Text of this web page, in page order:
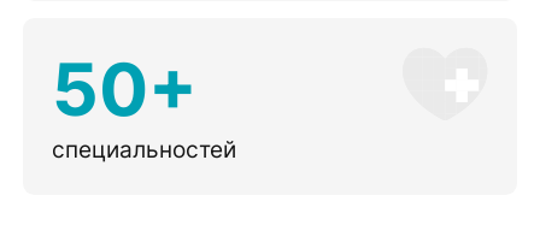
50+
специальностей